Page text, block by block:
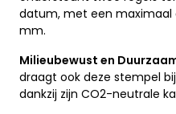
datum, met een
mm.
Milieubewust en
draagt ook deze stempel
dankzij zijn CO2-neutrale